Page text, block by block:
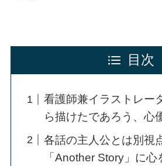
目次
看護師兼イラストレー
ら描けたであろう、心
各話の主人公とは別視
「Another Story」に